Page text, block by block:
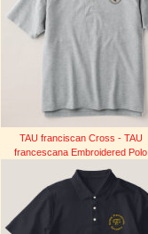
TAU franciscan Cross - TAU
francescana Embroidered Polo